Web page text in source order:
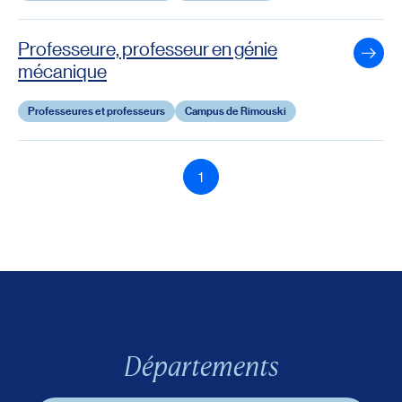
Professeure, professeur en génie
mécanique
Professeures et professeurs Campus de Rimouski
Voir
1
Départements